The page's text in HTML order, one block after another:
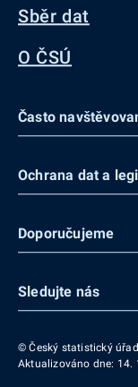
Sběr dat
O ČSÚ
Často
Ochrana dat a
Doporučujeme
Sledujte nás
© Český statistický
Aktualizováno dne: 14.